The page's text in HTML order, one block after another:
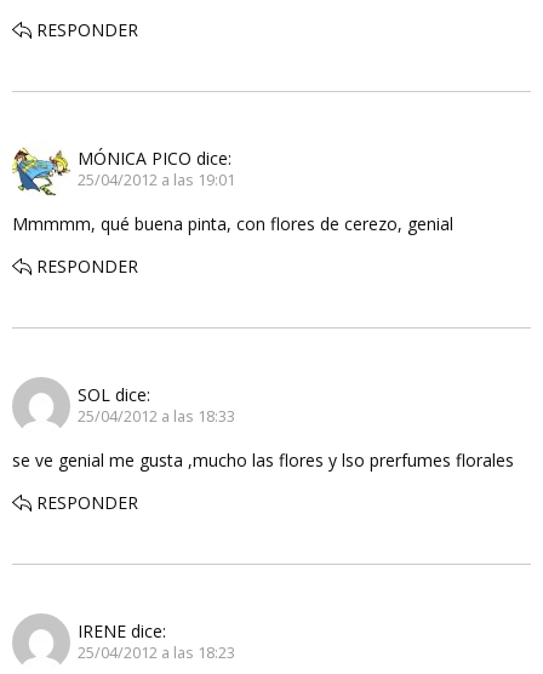
RESPONDER
MÓNICA PICO dice:
25/04/2012 a las 19:01
Mmmmm, qué buena pinta, con flores de cerezo, genial
RESPONDER
SOL dice:
25/04/2012 a las 18:33
se ve genial me gusta ,mucho las flores y lso prerfumes florales
RESPONDER
IRENE dice:
25/04/2012 a las 18:23